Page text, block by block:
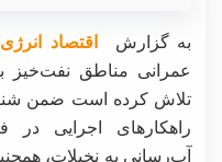
به گزارشاقتصاد انرژی
عمرانی مناطق نفت‌خیز
تلاش کرده است ضمن
راهکارهای اجرایی